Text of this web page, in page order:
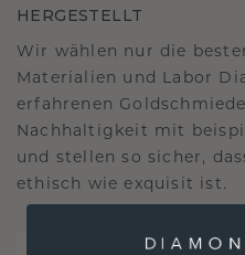
HERGESTELLT
Wir wählen nur die
Materialien und Labor
erfahrenen
Nachhaltigkeit mit
und stellen so sicher,
ethisch wie exquisit ist.